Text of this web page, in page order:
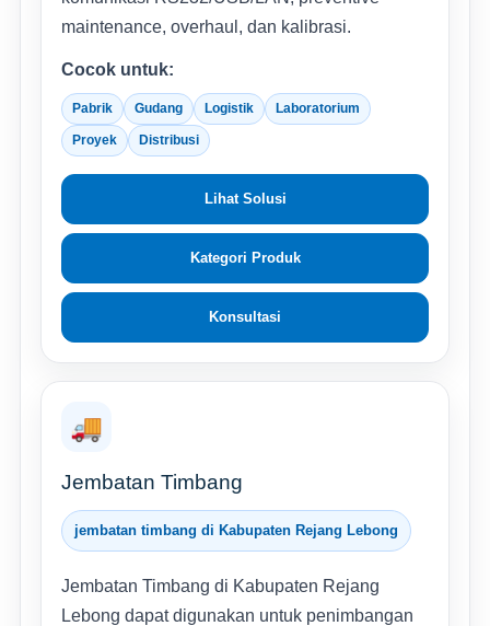
maintenance, overhaul, dan kalibrasi.
Cocok untuk:
Pabrik Gudang Logistik Laboratorium
Proyek Distribusi
Lihat Solusi
Kategori Produk
Konsultasi
🚚
Jembatan Timbang
jembatan timbang di Kabupaten Rejang Lebong
Jembatan Timbang di Kabupaten Rejang
Lebong dapat digunakan untuk penimbangan